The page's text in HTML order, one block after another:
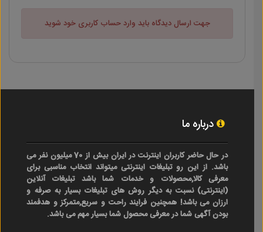
جهت ارسال دیدگاه باید وارد حساب کاربری خود شوید
درباره ما
در حال حاضر کاربران اینترنت در ایران بیش از 70 میلیون نفر می
باشد. از این رو تبلیغات اینترنتی میتواند انتخاب مناسبی برای
معرفی کالا,محصولات و خدمات شما باشد تبلیغات آنلاین
(اینترنتی) نسبت به دیگر روش های تبلیغات بسیار به صرفه و
ارزان می باشد! همچنین فرایند راحت و سریع,متمرکز و هدفمند
بودن آگهی شما در معرفی محصول شما بسیار مهم می باشد.